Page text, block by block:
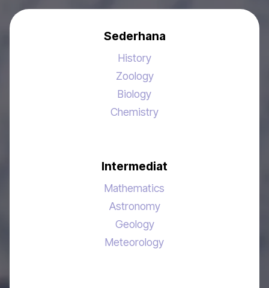
Sederhana
History
Zoology
Biology
Chemistry
Intermediat
Mathematics
Astronomy
Geology
Meteorology